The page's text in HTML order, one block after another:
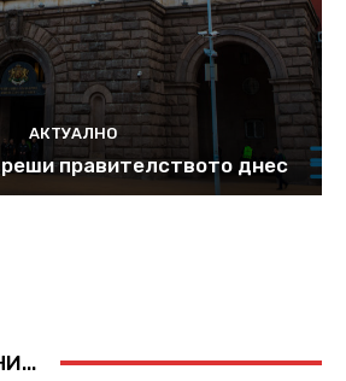
АКТУАЛНО
правителството днес